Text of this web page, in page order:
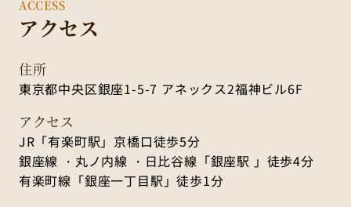
ACCESS
アクセス
住所
東京都中央区銀座1-5-7 アネックス2福神ビル6F
アクセス
JR「有楽町駅」京橋口徒歩5分
銀座線 ・丸ノ内線 ・日比谷線「銀座駅 」徒歩4分
有楽町線「銀座一丁目駅」徒歩1分